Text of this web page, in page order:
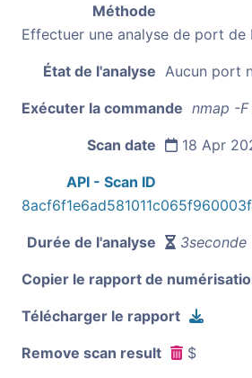
Méthode
Effectuer une analyse de port de
État de l'analyse Aucun port
Exécuter la commande nmap -F
Scan date 18 Apr
API - Scan ID
Durée de l'analyse 3seconde
Copier le rapport de
Télécharger le rapport
Remove scan result $